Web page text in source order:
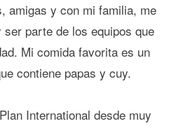
amigas y con mi familia, me
parte de los equipos que
Mi comida favorita es un
contiene papas y cuy.
International desde muy